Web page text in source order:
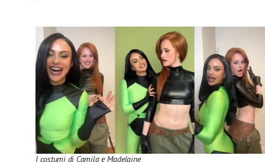
I costumi di Camila e Madelaine